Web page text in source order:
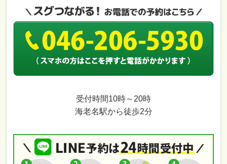
受付時間10時～20時
海老名駅から徒歩2分